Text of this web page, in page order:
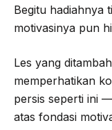
Begitu hadiahnya
motivasinya pun
Les yang
memperhatikan
persis seperti ini
atas fondasi